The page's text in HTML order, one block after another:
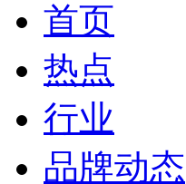
首页
热点
行业
品牌动态